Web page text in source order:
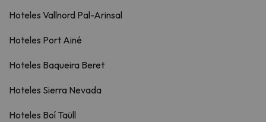
Hoteles Vallnord Pal-Arinsal
Hoteles Port Ainé
Hoteles Baqueira Beret
Hoteles Sierra Nevada
Hoteles Boí Taüll